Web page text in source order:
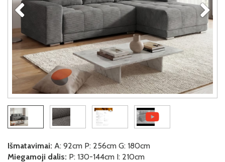
Išmatavimai: A: 92cm P: 256cm G: 180cm
Miegamoji dalis: P: 130-144cm I: 210cm